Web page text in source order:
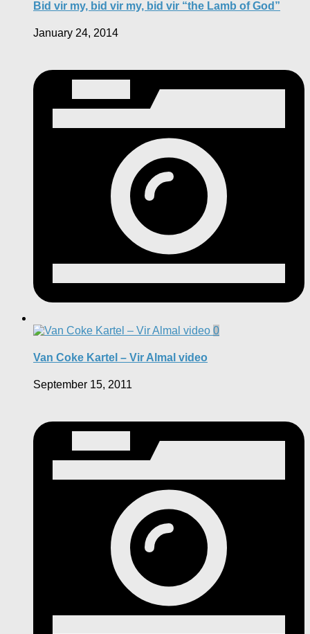
Bid vir my, bid vir my, bid vir “the Lamb of God”
January 24, 2014
0
Van Coke Kartel – Vir Almal video
September 15, 2011